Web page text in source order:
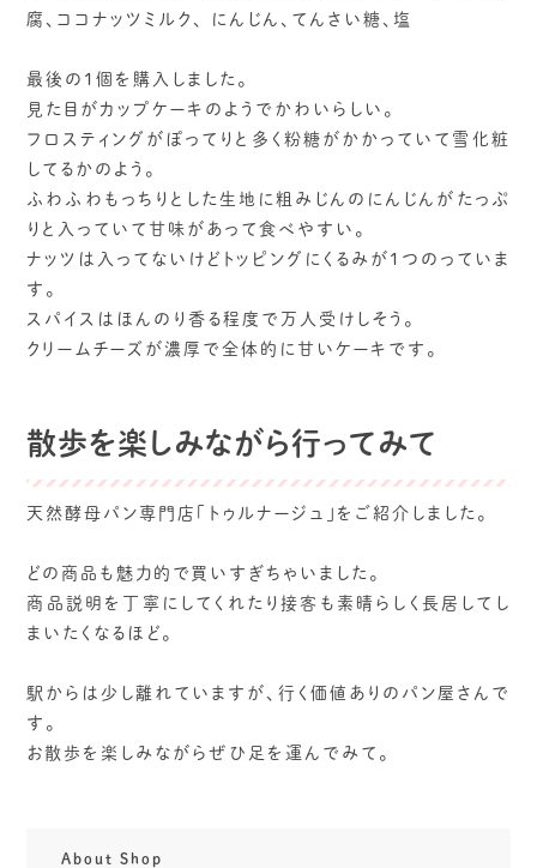
腐、ココナッツミルク、 にんじん、てんさい糖、塩
最後の1個を購入しました。
見た目がカップケーキのようでかわいらしい。
フロスティングがぽってりと多く粉糖がかかっていて雪化粧
してるかのよう。
ふわふわもっちりとした生地に粗みじんのにんじんがたっぷ
りと入っていて甘味があって食べやすい。
ナッツは入ってないけどトッピングにくるみが1つのっていま
す。
スパイスはほんのり香る程度で万人受けしそう。
クリームチーズが濃厚で全体的に甘いケーキです。
散歩を楽しみながら行ってみて
天然酵母パン専門店「トゥルナージュ」をご紹介しました。
どの商品も魅力的で買いすぎちゃいました。
商品説明を丁寧にしてくれたり接客も素晴らしく長居してし
まいたくなるほど。
駅からは少し離れていますが、行く価値ありのパン屋さんで
す。
お散歩を楽しみながらぜひ足を運んでみて。
About Shop